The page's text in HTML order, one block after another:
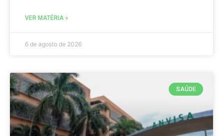
VER MATÉRIA »
6 de agosto de 2026
SAÚDE